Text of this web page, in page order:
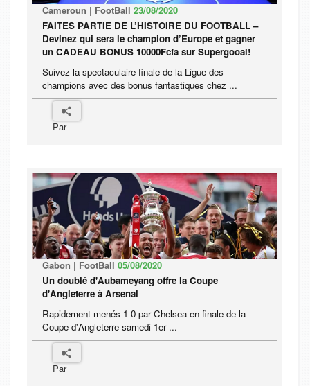
Cameroun | FootBall 23/08/2020
FAITES PARTIE DE L’HISTOIRE DU FOOTBALL –
Devinez qui sera le champion d’Europe et gagner
un CADEAU BONUS 10000Fcfa sur Supergooal!
Suivez la spectaculaire finale de la Ligue des
champions avec des bonus fantastiques chez ...
Par
Gabon | FootBall 05/08/2020
Un doublé d'Aubameyang offre la Coupe
d'Angleterre à Arsenal
Rapidement menés 1-0 par Chelsea en finale de la
Coupe d'Angleterre samedi 1er ...
Par